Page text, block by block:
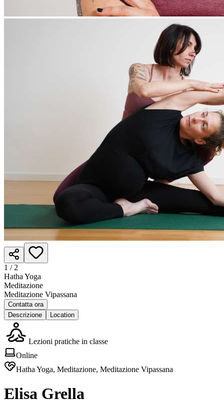
1 / 2
Hatha Yoga
Meditazione
Meditazione Vipassana
Contatta ora
Descrizione
Location
Lezioni pratiche in classe
Online
Hatha Yoga, Meditazione, Meditazione Vipassana
Elisa Grella